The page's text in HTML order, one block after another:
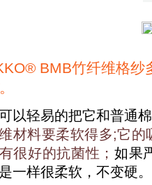
BMB竹纤维格纱
以轻易的把它和普通
材料要柔软得多;它的
很好的抗菌性； 如果
一样很柔软，不变硬。